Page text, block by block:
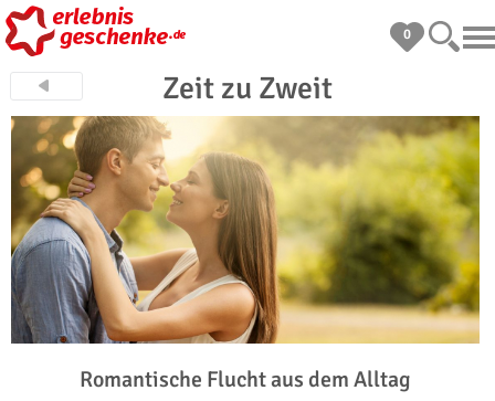
0
Zeit zu Zweit
Romantische Flucht aus dem Alltag